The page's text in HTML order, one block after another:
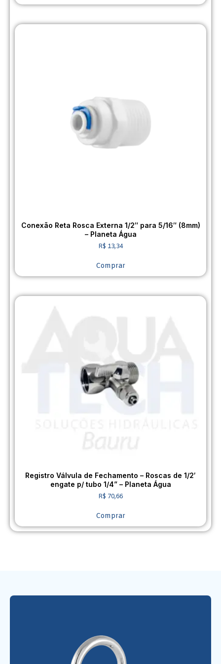
Conexão Reta Rosca Externa 1/2″ para 5/16″ (8mm)
– Planeta Água
R$ 13,34
Comprar
Registro Válvula de Fechamento – Roscas de 1/2′
engate p/ tubo 1/4” – Planeta Água
R$ 70,66
Comprar